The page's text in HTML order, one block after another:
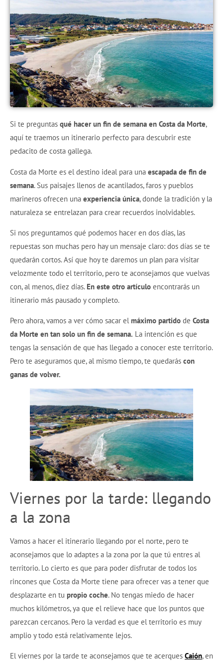
Si te preguntas qué hacer un fin de semana en Costa da Morte,
aquí te traemos un itinerario perfecto para descubrir este
pedacito de costa gallega.
Costa da Morte es el destino ideal para una escapada de fin de
semana. Sus paisajes llenos de acantilados, faros y pueblos
marineros ofrecen una experiencia única, donde la tradición y la
naturaleza se entrelazan para crear recuerdos inolvidables.
Si nos preguntamos qué podemos hacer en dos días, las
repuestas son muchas pero hay un mensaje claro: dos días se te
quedarán cortos. Así que hoy te daremos un plan para visitar
velozmente todo el territorio, pero te aconsejamos que vuelvas
con, al menos, diez días. En este otro artículo encontrarás un
itinerario más pausado y completo.
Pero ahora, vamos a ver cómo sacar elmáximo partido de Costa
da Morte en tan solo un fin de semana. La intención es que
tengas la sensación de que has llegado a conocer este territorio.
Pero te aseguramos que, al mismo tiempo, te quedarás con
ganas de volver.
Viernes por la tarde: llegando
a la zona
Vamos a hacer el itinerario llegando por el norte, pero te
aconsejamos que lo adaptes a la zona por la que tú entres al
territorio. Lo cierto es que para poder disfrutar de todos los
rincones que Costa da Morte tiene para ofrecer vas a tener que
desplazarte en tu propio coche. No tengas miedo de hacer
muchos kilómetros, ya que el relieve hace que los puntos que
parezcan cercanos. Pero la verdad es que el territorio es muy
amplio y todo está relativamente lejos.
El viernes por la tarde te aconsejamos que te acerques Caión, en